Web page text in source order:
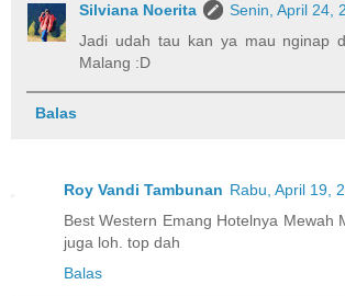
Silviana Noerita
Senin, April 24,
Jadi udah tau kan ya mau nginap
Malang :D
Balas
Roy Vandi Tambunan Rabu, April 19,
Best Western Emang Hotelnya Mewah
juga loh. top dah
Balas